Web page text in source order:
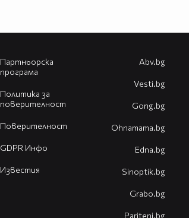
Партньорска
програма
Политика за
поверителност
Поверителност
GDPR Инфо
Известия
Abv.bg
Vesti.bg
Gong.bg
Оhnamama.bg
Edna.bg
Sinoptik.bg
Grabo.bg
Pariteni.bg